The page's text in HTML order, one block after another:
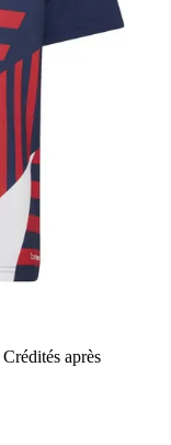
Crédités après